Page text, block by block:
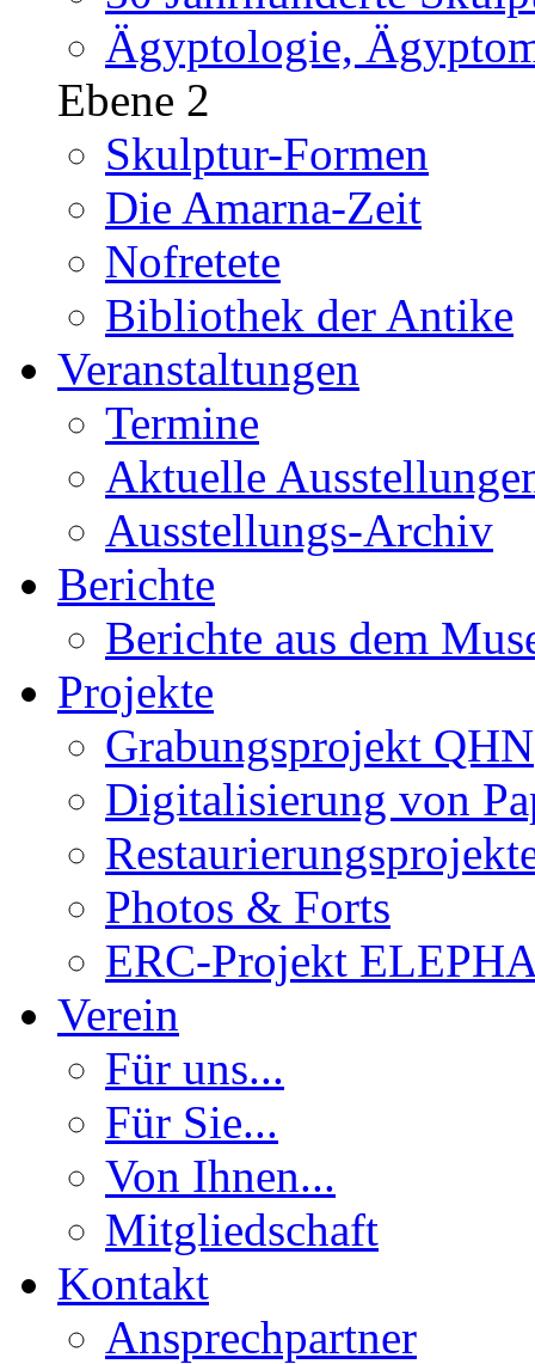
Ägyptologie,
Ebene 2
Skulptur-Formen
Die Amarna-Zeit
Nofretete
Bibliothek der Antike
Veranstaltungen
Termine
Aktuelle
Ausstellungs-Archiv
Berichte
Berichte aus dem
Projekte
Grabungsprojekt QHN
Digitalisierung von
Photos & Forts
ERC-Projekt
Verein
Für uns...
Für Sie...
Von Ihnen...
Mitgliedschaft
Kontakt
Ansprechpartner